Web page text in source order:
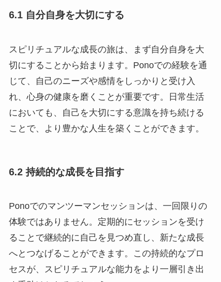
6.1 自分自身を大切にする
スピリチュアルな成長の旅は、まず自分自身を大
切にすることから始まります。Ponoでの経験を通
じて、自己のニーズや感情をしっかりと受け入
れ、心身の健康を磨くことが重要です。日常生活
においても、自己を大切にする意識を持ち続ける
ことで、より豊かな人生を築くことができます。
6.2 持続的な成長を目指す
Ponoでのマンツーマンセッションは、一回限りの
体験ではありません。定期的にセッションを受け
ることで継続的に自己を見つめ直し、新たな成長
へとつなげることができます。この持続的なプロ
セスが、スピリチュアルな能力をより一層引き出